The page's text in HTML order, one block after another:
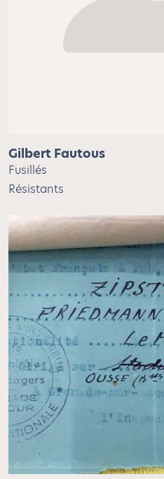
Gilbert Fautous
Fusillés
Résistants